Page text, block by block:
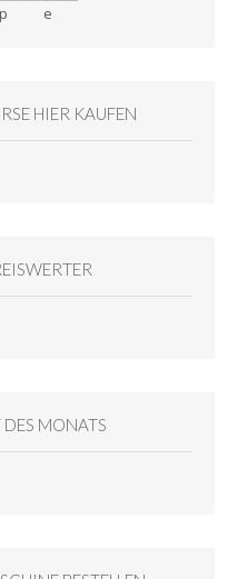
HIER KAUFEN
MONATS